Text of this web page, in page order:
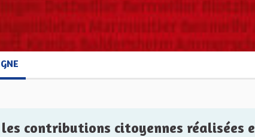
contributions citoyennes réalisées